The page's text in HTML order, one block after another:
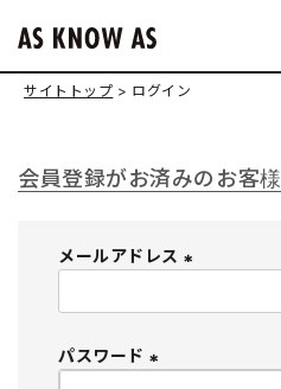
サイトトップ ログイン
会員登録がお済みのお客様
メールアドレス
必
)
パスワード